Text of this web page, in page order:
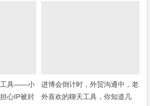
工具——小
心IP被封
进博会倒计时，外贸沟通中，老
外喜欢的聊天工具，你知道几